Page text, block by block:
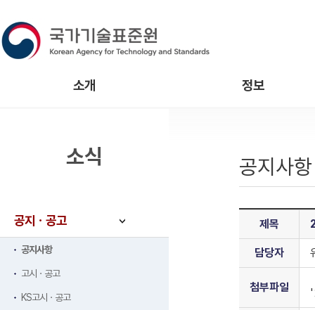
소개 정보
공지사항
제목
담당자
첨부파일
소식
공지ㆍ공고
공지사항
고시ㆍ공고
KS고시ㆍ공고